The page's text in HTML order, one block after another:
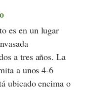
es en un lugar
a tres años. La
a unos 4-6
ubicado encima o